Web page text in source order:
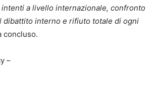
a livello internazionale, confronto
dibattito interno e rifiuto totale di ogni
concluso.
–